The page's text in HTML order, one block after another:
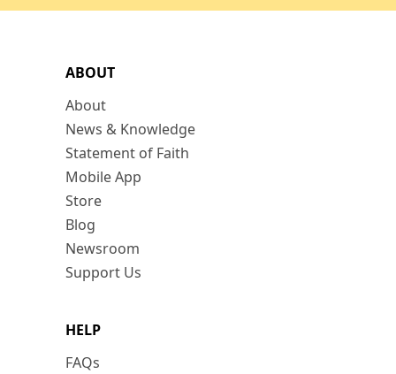
ABOUT
About
News & Knowledge
Statement of Faith
Mobile App
Store
Blog
Newsroom
Support Us
HELP
FAQs